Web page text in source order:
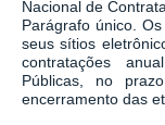
Nacional de
Parágrafo único.
seus sítios
contratações
Públicas, no
encerramento das